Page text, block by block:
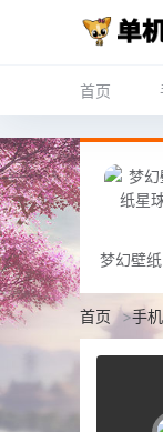
首页
首页 >手